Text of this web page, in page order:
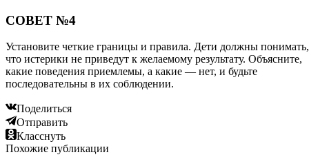
СОВЕТ №4
Установите четкие границы и правила. Дети должны понимать,
что истерики не приведут к желаемому результату. Объясните,
какие поведения приемлемы, а какие — нет, и будьте
последовательны в их соблюдении.
Поделиться
Отправить
Класснуть
Похожие публикации